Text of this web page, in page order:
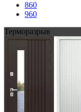
860
960
Терморазрыв